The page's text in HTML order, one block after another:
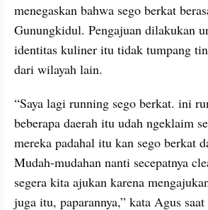
menegaskan bahwa sego berkat
Gunungkidul. Pengajuan dilakukan
identitas kuliner itu tidak tumpang
dari wilayah lain.
“Saya lagi running sego berkat. ini
beberapa daerah itu udah ngeklaim
mereka padahal itu kan sego berkat
Mudah-mudahan nanti secepatnya
segera kita ajukan karena
juga itu, paparannya,” kata Agus